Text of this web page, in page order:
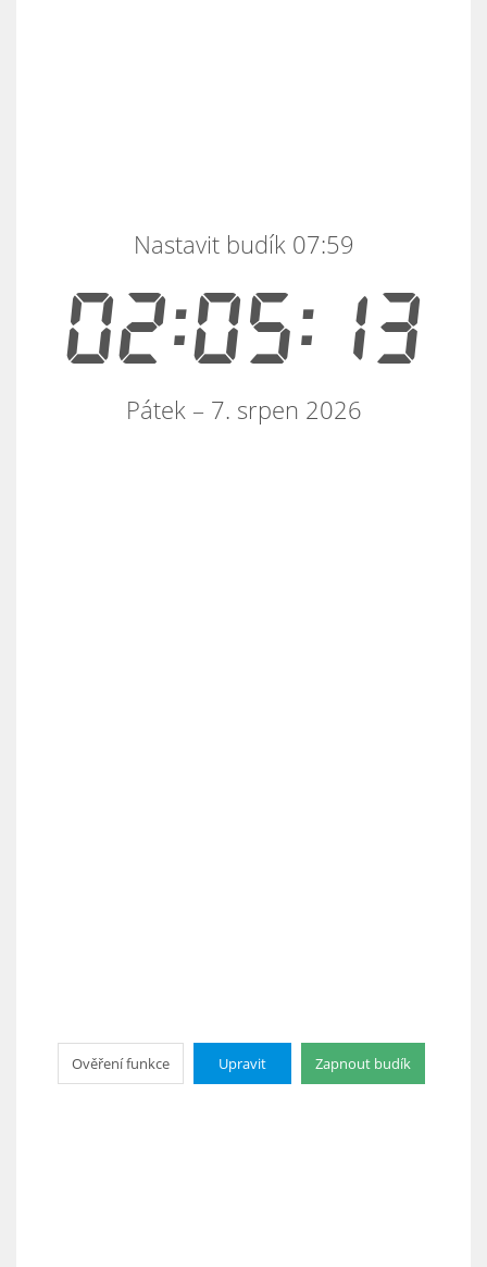
02:05:13
Nastavit budík 07:59
Pátek – 7. srpen 2026
Ověření funkce Upravit Zapnout budík